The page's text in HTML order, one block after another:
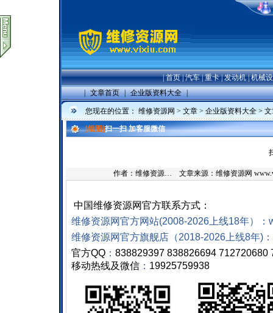
|首页|汽车|重卡|发动机|机械
| 文章首页 | 企业版资料大全 |
您现在的位置： 维修资源网 > 文章 > 企业版资料大全 >
[组图]扫一扫 加客服微信
作者：维修资源… 文章来源：维修资源网
中国维修资源网官方联系方式：
维修资源网官方网站(2008-2026上线18年）
维修资源网官方旗舰店（2018-2026上线8年) ：
官方QQ ： 838829397 838826694 712720680
移动热线及微信 ： 19925759938